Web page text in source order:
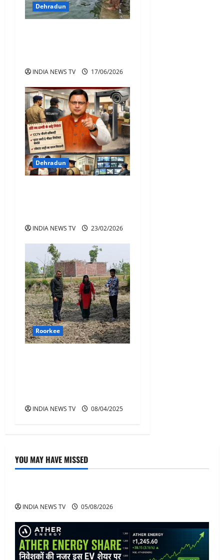
Dehradun
INDIA NEWS TV 17/06/2026
Dehradun
INDIA NEWS TV 23/02/2026
Roorkee
INDIA NEWS TV 08/04/2025
YOU MAY HAVE MISSED
Article
INDIA NEWS TV 05/08/2026